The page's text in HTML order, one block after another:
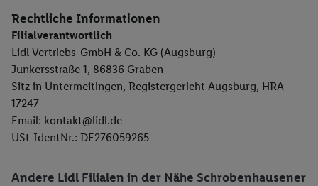
Rechtliche Informationen
Filialverantwortlich
Lidl Vertriebs-GmbH & Co. KG (Augsburg)
Junkersstraße 1, 86836 Graben
Sitz in Untermeitingen, Registergericht Augsburg, HRA
17247
Email: kontakt@lidl.de
USt-IdentNr.: DE276059265
Andere Lidl Filialen in der Nähe Schrobenhausener